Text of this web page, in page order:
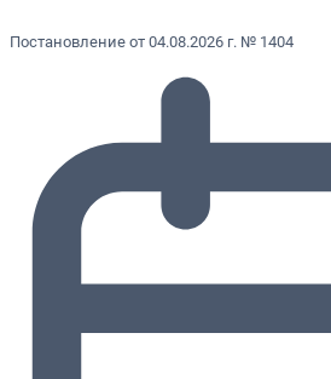
Постановление от 04.08.2026 г. № 1404